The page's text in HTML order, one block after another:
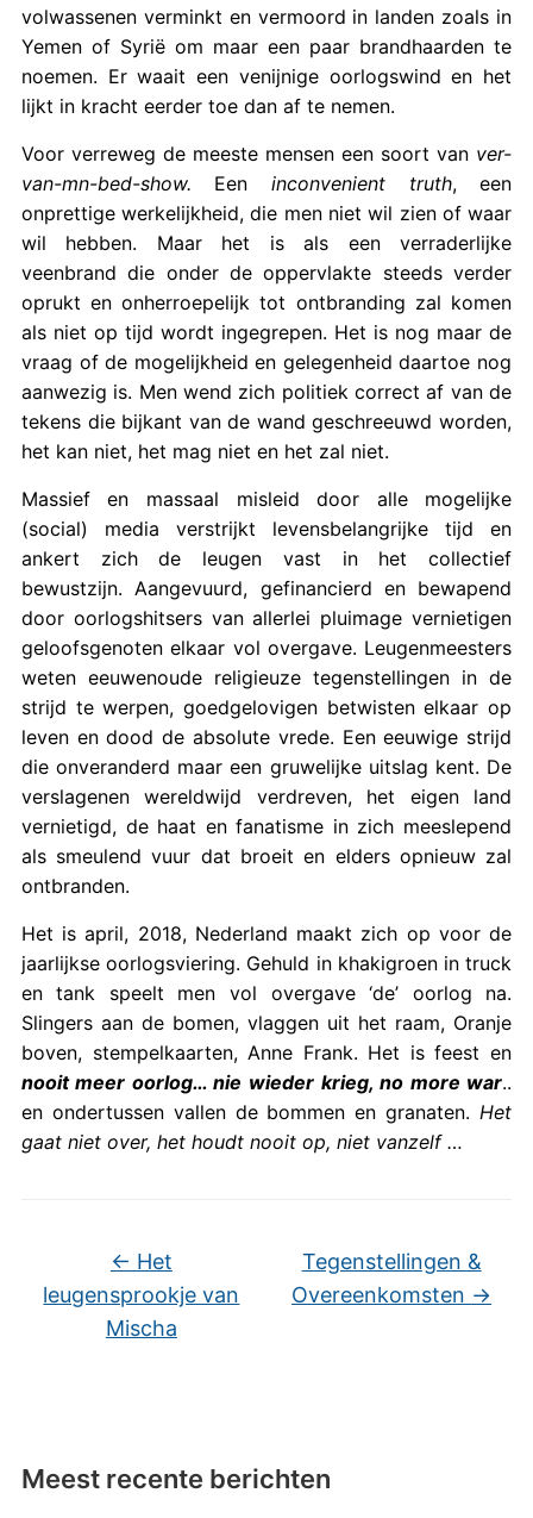
volwassenen verminkt en vermoord in landen zoals in
Yemen of Syrië om maar een paar brandhaarden te
noemen. Er waait een venijnige oorlogswind en het
lijkt in kracht eerder toe dan af te nemen.
Voor verreweg de meeste mensen een soort van ver-
van-mn-bed-show. Een inconvenient truth, een
onprettige werkelijkheid, die men niet wil zien of waar
wil hebben. Maar het is als een verraderlijke
veenbrand die onder de oppervlakte steeds verder
oprukt en onherroepelijk tot ontbranding zal komen
als niet op tijd wordt ingegrepen. Het is nog maar de
vraag of de mogelijkheid en gelegenheid daartoe nog
aanwezig is. Men wend zich politiek correct af van de
tekens die bijkant van de wand geschreeuwd worden,
het kan niet, het mag niet en het zal niet.
Massief en massaal misleid door alle mogelijke
(social) media verstrijkt levensbelangrijke tijd en
ankert zich de leugen vast in het collectief
bewustzijn. Aangevuurd, gefinancierd en bewapend
door oorlogshitsers van allerlei pluimage vernietigen
geloofsgenoten elkaar vol overgave. Leugenmeesters
weten eeuwenoude religieuze tegenstellingen in de
strijd te werpen, goedgelovigen betwisten elkaar op
leven en dood de absolute vrede. Een eeuwige strijd
die onveranderd maar een gruwelijke uitslag kent. De
verslagenen wereldwijd verdreven, het eigen land
vernietigd, de haat en fanatisme in zich meeslepend
als smeulend vuur dat broeit en elders opnieuw zal
ontbranden.
Het is april, 2018, Nederland maakt zich op voor de
jaarlijkse oorlogsviering. Gehuld in khakigroen in truck
en tank speelt men vol overgave ‘de’ oorlog na.
Slingers aan de bomen, vlaggen uit het raam, Oranje
boven, stempelkaarten, Anne Frank. Het is feest en
nooit meer oorlog… nie wieder krieg, no more war..
en ondertussen vallen de bommen en granaten. Het
gaat niet over, het houdt nooit op, niet vanzelf …
← Het
leugensprookje van
Mischa
Tegenstellingen &
Overeenkomsten →
Meest recente berichten